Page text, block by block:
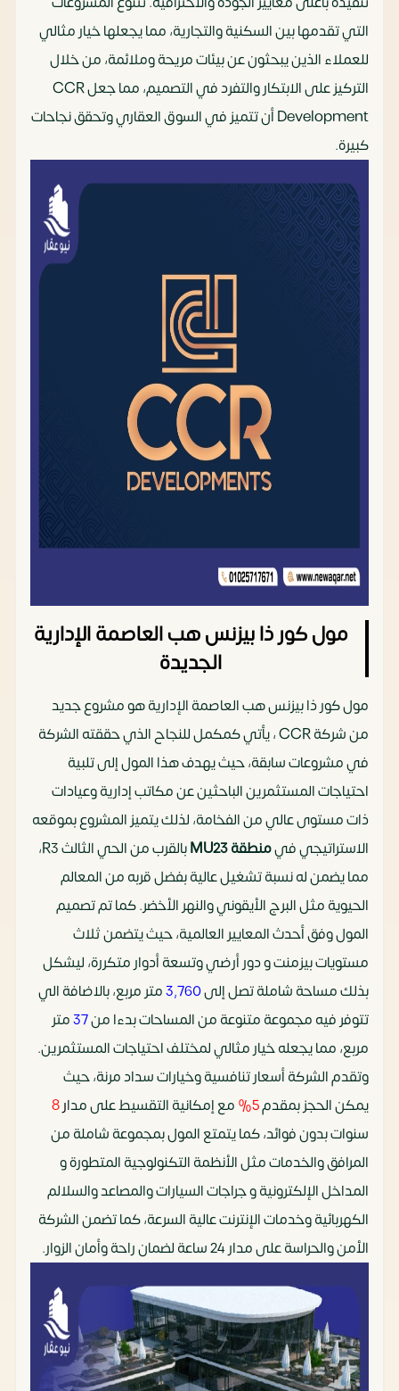
التي تقدمها بين السكنية والتجارية، مما يجعلها خيار مثالي
للعملاء الذين يبحثون عن بيئات مريحة وملائمة، من خلال
التركيز على الابتكار والتفرد في التصميم، مما جعل CCR
Development أن تتميز في السوق العقاري وتحقق نجاحات
كبيرة.
مول كور ذا بيزنس هب العاصمة الإدارية
الجديدة
مول كور ذا بيزنس هب العاصمة الإدارية هو مشروع جديد
من شركة CCR ، يأتي كمكمل للنجاح الذي حققته الشركة
في مشروعات سابقة، حيث يهدف هذا المول إلى تلبية
احتياجات المستثمرين الباحثين عن مكاتب إدارية وعيادات
ذات مستوى عالي من الفخامة، لذلك يتميز المشروع بموقعه
الاستراتيجي فيمنطقة MU23
بالقرب من الحي الثالث R3،
مما يضمن له نسبة تشغيل عالية بفضل قربه من المعالم
الحيوية مثل البرج الأيقوني والنهر الأخضر. كما تم تصميم
المول وفق أحدث المعايير العالمية، حيث يتضمن ثلاث
مستويات بيزمنت و دور أرضي وتسعة أدوار متكررة، ليشكل
بذلك مساحة شاملة تصل إلى3,760متر مربع، بالاضافة الي
تتوفر فيه مجموعة متنوعة من المساحات بدءا من37متر
مربع، مما يجعله خيار مثالي لمختلف احتياجات المستثمرين.
وتقدم الشركة أسعار تنافسية وخيارات سداد مرنة، حيث
يمكن الحجز بمقدم5% مع إمكانية التقسيط على مدار8
سنوات بدون فوائد، كما يتمتع المول بمجموعة شاملة من
المرافق والخدمات مثل الأنظمة التكنولوجية المتطورة و
المداخل الإلكترونية و جراجات السيارات والمصاعد والسلالم
الكهربائية وخدمات الإنترنت عالية السرعة، كما تضمن الشركة
الأمن والحراسة على مدار 24 ساعة لضمان راحة وأمان الزوار.